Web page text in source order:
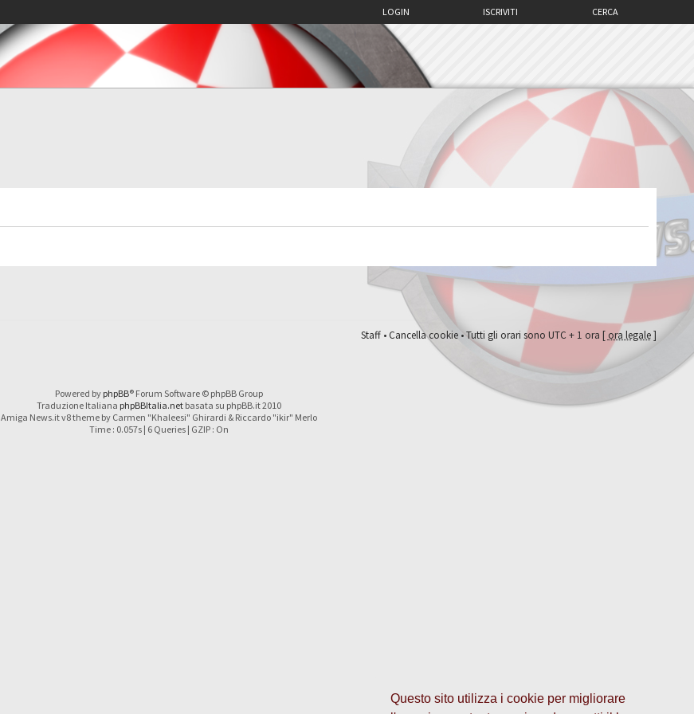
Questo sito utilizza i cookie per migliorare
CERCA
ISCRIVITI
LOGIN
Staff•Cancella cookie• Tutti gli orari sono UTC + 1 ora [ ora legale]
Powered by phpBB® Forum Software © phpBB Group
Traduzione Italiana phpBBItalia.netbasata su phpBB.it 2010
Amiga News.it v8 theme by Carmen "Khaleesi" Ghirardi & Riccardo "ikir" Merlo
Time : 0.057s | 6 Queries | GZIP : On